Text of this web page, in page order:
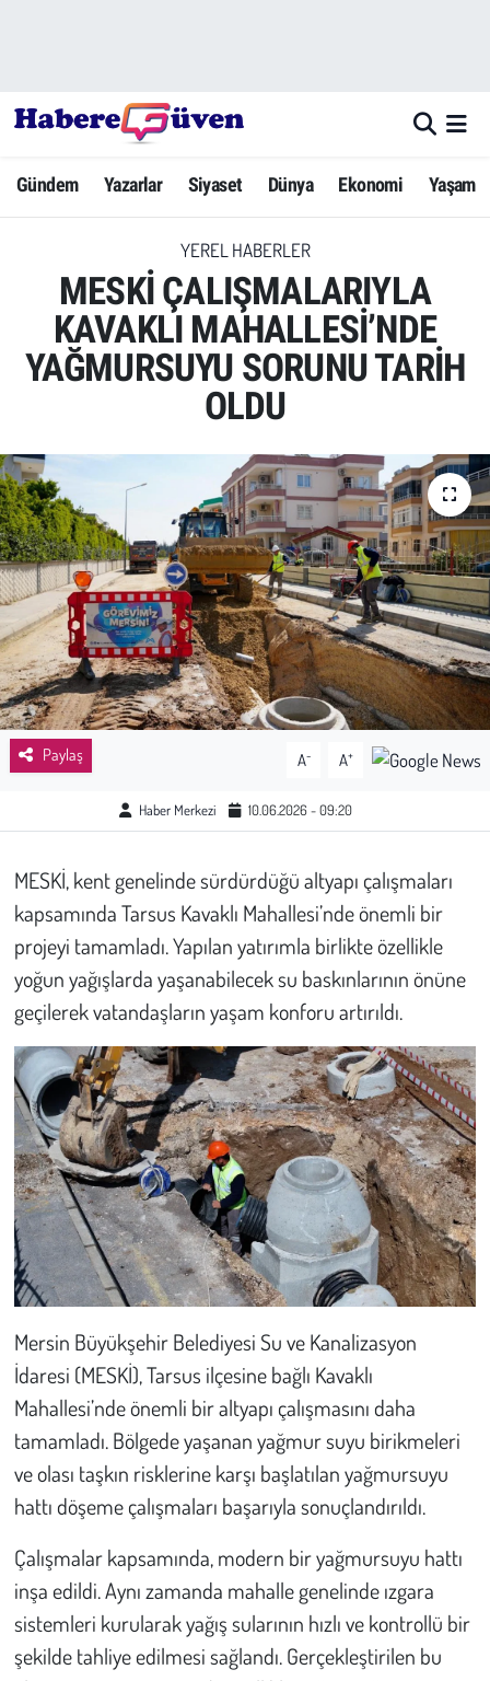
Gündem Yazarlar Siyaset Dünya Ekonomi Yaşam
YEREL HABERLER
MESKİ ÇALIŞMALARIYLA
KAVAKLI MAHALLESİ’NDE
YAĞMURSUYU SORUNU TARİH
OLDU
Paylaş A- A+
Haber Merkezi 10.06.2026 - 09:20
MESKİ, kent genelinde sürdürdüğü altyapı çalışmaları
kapsamında Tarsus Kavaklı Mahallesi’nde önemli bir
projeyi tamamladı. Yapılan yatırımla birlikte özellikle
yoğun yağışlarda yaşanabilecek su baskınlarının önüne
geçilerek vatandaşların yaşam konforu artırıldı.
Mersin Büyükşehir Belediyesi Su ve Kanalizasyon
İdaresi (MESKİ), Tarsus ilçesine bağlı Kavaklı
Mahallesi’nde önemli bir altyapı çalışmasını daha
tamamladı. Bölgede yaşanan yağmur suyu birikmeleri
ve olası taşkın risklerine karşı başlatılan yağmursuyu
hattı döşeme çalışmaları başarıyla sonuçlandırıldı.
Çalışmalar kapsamında, modern bir yağmursuyu hattı
inşa edildi. Aynı zamanda mahalle genelinde ızgara
sistemleri kurularak yağış sularının hızlı ve kontrollü bir
şekilde tahliye edilmesi sağlandı. Gerçekleştirilen bu
Yazarlar
Dünya
Ekonomi
Yaşam
Sağlık
Kadın
Emek
Spor
Çocuk
Kültür Sanat
Bilim - Teknoloji
İnsan Hakları
Hayvan Hakları
Galeri
Günün İçinden
Vefat İlanları
Tarih
Hukuk
Tarım
Son Dakika
Kent
Hava Durumu
Trafik Durumu
Süper Lig Puan Durumu ve Fikstür
Tüm Manşetler
Son Dakika Haberleri